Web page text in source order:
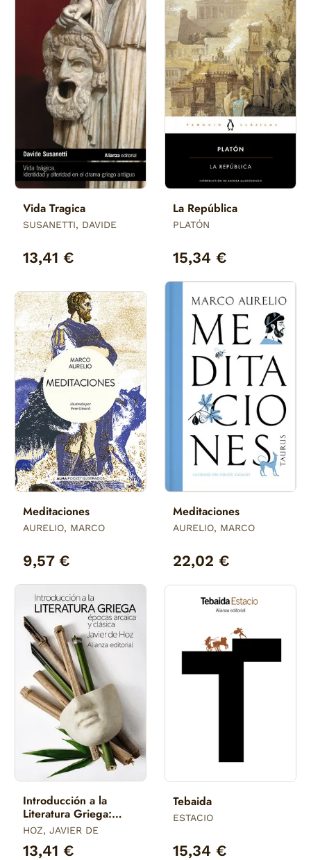
Vida Tragica
SUSANETTI, DAVIDE
13,41 €
La República
PLATÓN
15,34 €
Meditaciones
AURELIO, MARCO
9,57 €
Meditaciones
AURELIO, MARCO
22,02 €
Introducción a la
Literatura Griega:
Épocas Arcaica y
Clásica
HOZ, JAVIER DE
13,41 €
Tebaida
ESTACIO
15,34 €